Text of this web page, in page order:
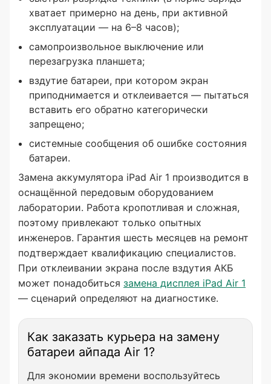
хватает примерно на день, при активной
эксплуатации — на 6–8 часов);
самопроизвольное выключение или
перезагрузка планшета;
вздутие батареи, при котором экран
приподнимается и отклеивается — пытаться
вставить его обратно категорически
запрещено;
системные сообщения об ошибке состояния
батареи.
Замена аккумулятора iPad Air 1 производится в
оснащённой передовым оборудованием
лаборатории. Работа кропотливая и сложная,
поэтому привлекают только опытных
инженеров. Гарантия шесть месяцев на ремонт
подтверждает квалификацию специалистов.
При отклеивании экрана после вздутия АКБ
может понадобиться замена дисплея iPad Air 1
— сценарий определяют на диагностике.
Как заказать курьера на замену
батареи айпада Air 1?
Для экономии времени воспользуйтесь